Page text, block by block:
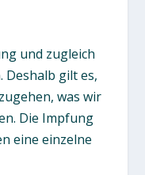
und zugleich
Deshalb gilt es,
was wir
Die Impfung
eine einzelne